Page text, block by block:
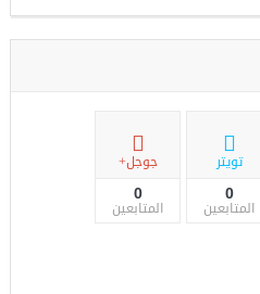
تويتر
0
المتابعين
جوجل+
0
المتابعين